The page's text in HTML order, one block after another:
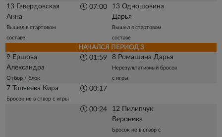
13 Гавердовская
Анна
Вышел в стартовом
составе
07:00
13 Одношовина
Дарья
Вышел в стартовом
составе
НАЧАЛСЯ ПЕРИОД 3
9 Ершова
Александра
Отбор / блок
01:59 8 Ромашина Дарья
Нерезультативный бросок
с игры
7 Толчеева Кира
Бросок не в створ с игры
00:17
00:24
12 Пилипчук
Вероника
Бросок не в створ с